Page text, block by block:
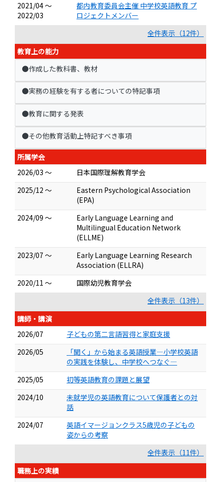
2021/04 ～
2022/03
都内教育委員会主催 中学校英語教育 プ
ロジェクトメンバー
全件表示（12件）
教育上の能力
●作成した教科書、教材
●実務の経験を有する者についての特記事項
●教育に関する発表
●その他教育活動上特記すべき事項
所属学会
2026/03 ～
日本国際理解教育学会
2025/12 ～
Eastern Psychological Association
(EPA)
2024/09 ～
Early Language Learning and
Multilingual Education Network
(ELLME)
2023/07 ～
Early Language Learning Research
Association (ELLRA)
2020/11 ～
国際幼児教育学会
全件表示（13件）
講師・講演
2026/07
子どもの第二言語習得と家庭支援
2026/05
「聞く」から始まる英語授業―小学校英語
の実践を体験し、中学校へつなぐ―
2025/05
初等英語教育の課題と展望
2024/10
未就学児の英語教育について保護者との対
話
2024/07
英語イマージョンクラス5歳児の子どもの
姿からの考察
全件表示（11件）
職務上の実績